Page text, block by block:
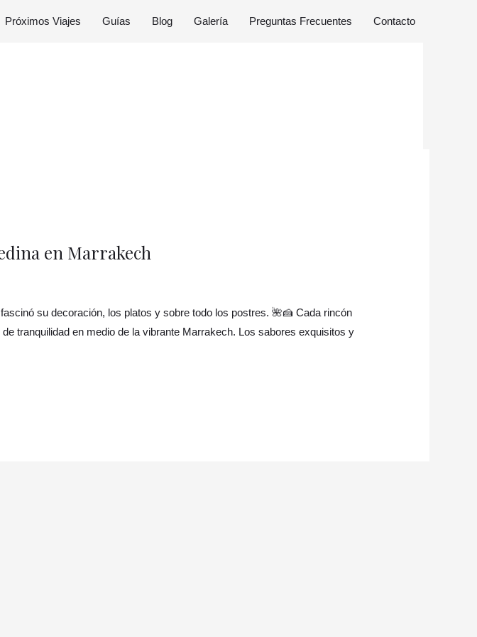
Próximos Viajes Guías Blog Galería Preguntas Frecuentes Contacto
en Marrakech
su decoración, los platos y sobre todo los postres. 🌺🍰 Cada rincón
tranquilidad en medio de la vibrante Marrakech. Los sabores exquisitos y